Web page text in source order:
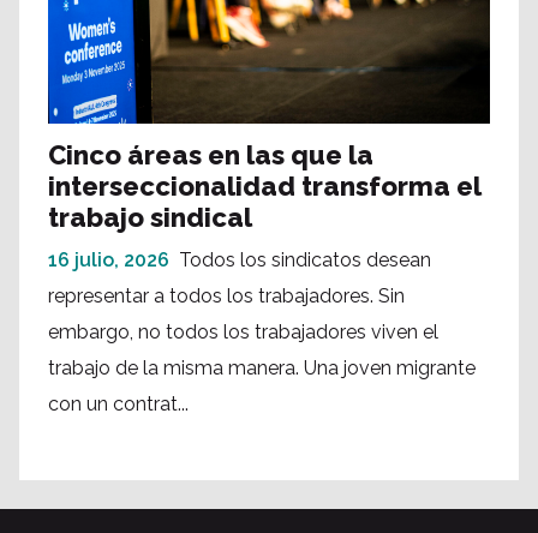
Cinco áreas en las que la
interseccionalidad transforma el
trabajo sindical
16 julio, 2026 Todos los sindicatos desean
representar a todos los trabajadores. Sin
embargo, no todos los trabajadores viven el
trabajo de la misma manera. Una joven migrante
con un contrat...